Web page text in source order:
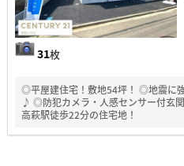
31枚
◎平屋建住宅！敷地54坪！ ◎地震に
♪ ◎防犯カメラ・人感センサー付玄
高萩駅徒歩22分の住宅地！